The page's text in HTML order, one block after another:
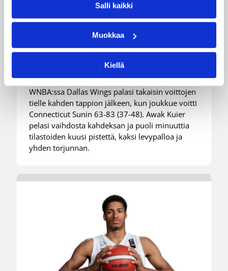
Salli kaikki
Muokkaa
Kiellä
Dallas takaisin voittokantaan
Connecticutin kustannuksella
– Kuier kuusi pistettä
selkeässä voitossa
WNBA:ssa Dallas Wings palasi takaisin voittojen
tielle kahden tappion jälkeen, kun joukkue voitti
Connecticut Sunin 63-83 (37-48). Awak Kuier
pelasi vaihdosta kahdeksan ja puoli minuuttia
tilastoiden kuusi pistettä, kaksi levypalloa ja
yhden torjunnan.